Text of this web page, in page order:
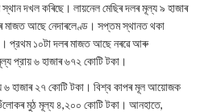
স্থান দখল কৰিছে। লায়নেল মেছিৰ দলৰ মূল্য ৯ হাজাৰ
মাজত আছে নেদাৰলেণ্ড। সপ্তম স্থানত থকা
প্রথম ১০টা দলৰ মাজত আছে নৰৱে আৰু
প্রায় ৬ হাজাৰ ৬৭২ কোটি টকা।
৬ হাজাৰ ২৭ কোটি টকা। বিশ্ব কাপৰ মূল আয়োজক
মুঠ মূল্য ৪,২০০ কোটি টকা। আনহাতে,